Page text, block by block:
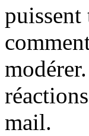
puissent
mail.